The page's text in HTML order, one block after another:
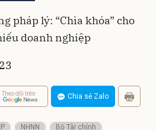
pháp lý: “Chìa khóa” cho
doanh nghiệp
Theo dõi trên Chia sẻ Zalo
NHNN
Bộ Tài chính